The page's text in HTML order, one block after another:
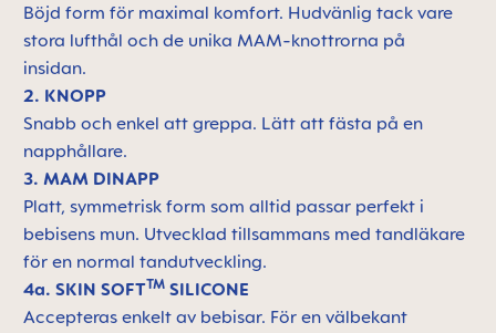
Böjd form för maximal komfort. Hudvänlig tack vare
stora lufthål och de unika MAM-knottrorna på
insidan.
2. KNOPP
Snabb och enkel att greppa. Lätt att fästa på en
napphållare.
3. MAM DINAPP
Platt, symmetrisk form som alltid passar perfekt i
bebisens mun. Utvecklad tillsammans med tandläkare
för en normal tandutveckling.
4a. SKIN SOFTTM SILICONE
Accepteras enkelt av bebisar. För en välbekant